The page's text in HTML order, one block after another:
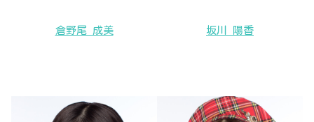
倉野尾 成美 坂川 陽香